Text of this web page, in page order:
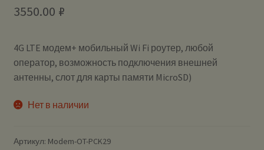
3550.00 ₽
4G LTE модем+ мобильный Wi Fi роутер, любой
оператор, возможность подключения внешней
антенны, слот для карты памяти MicroSD)
Нет в наличии
Артикул: Modem-OT-PCK29